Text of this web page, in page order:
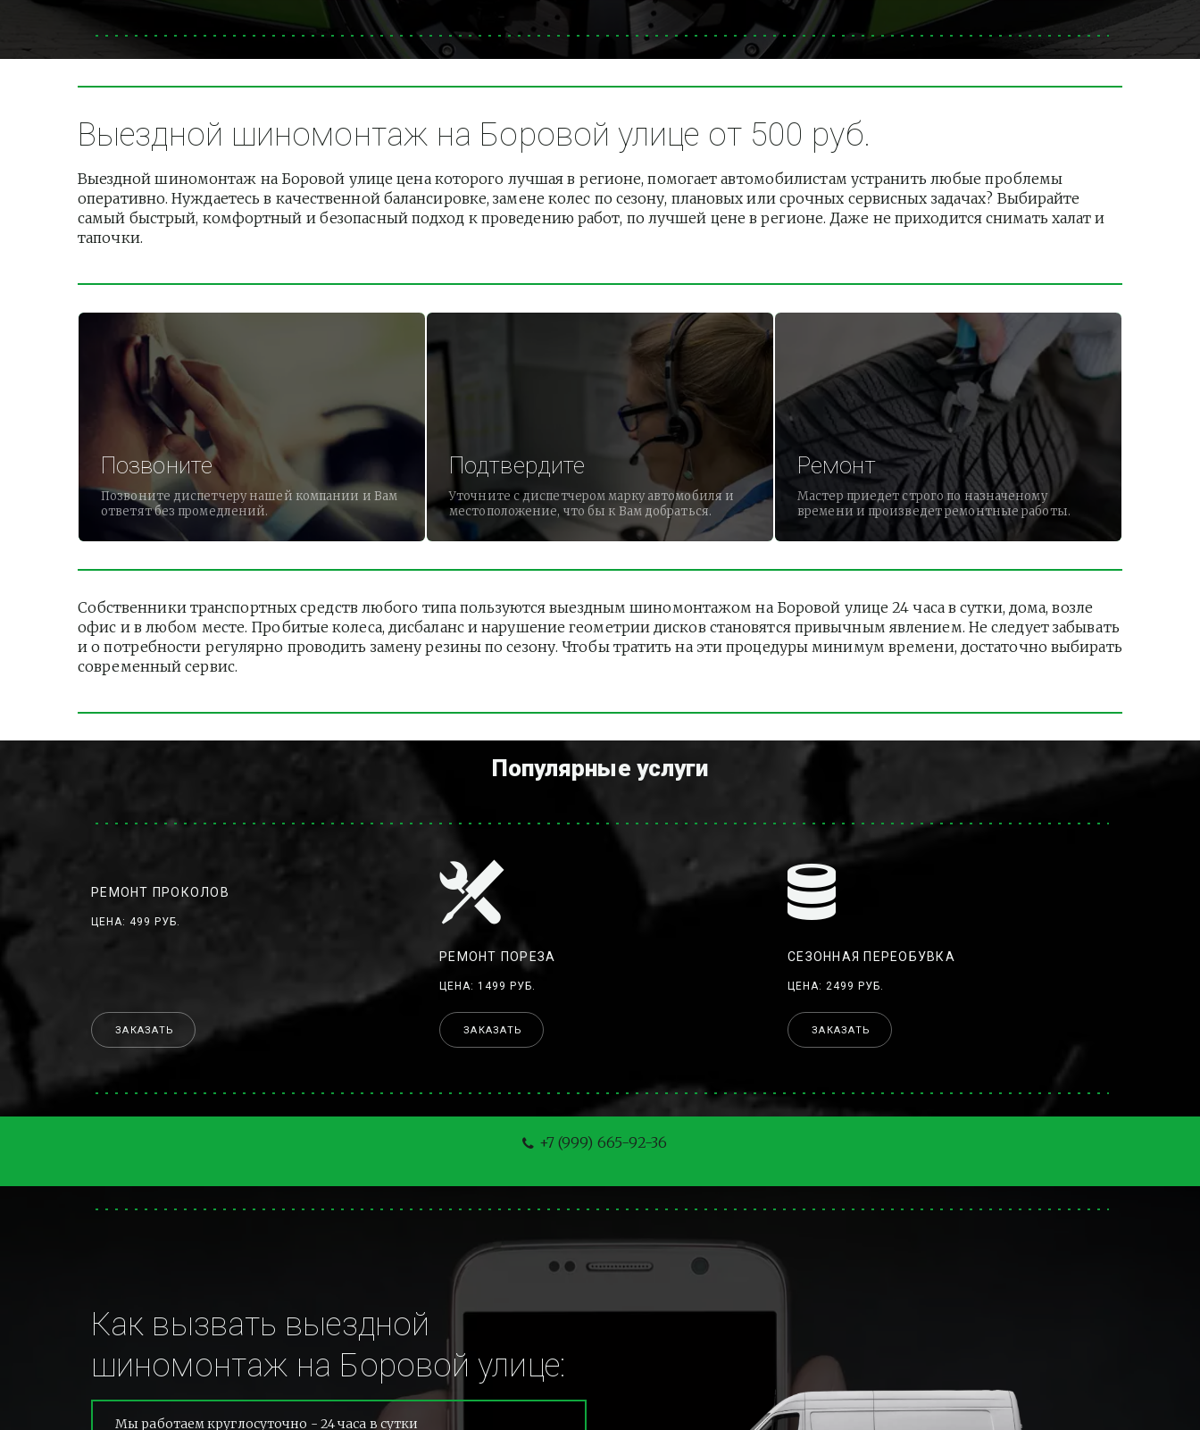
Выездной шиномонтаж на Боровой улице от 500 руб.
Выездной шиномонтаж на Боровой улице цена которого лучшая в регионе, помогает автомобилистам устранить любые проблемы
оперативно. Нуждаетесь в качественной балансировке, замене колес по сезону, плановых или срочных сервисных задачах? Выбирайте
самый быстрый, комфортный и безопасный подход к проведению работ, по лучшей цене в регионе. Даже не приходится снимать халат и
тапочки.
Позвоните
Позвоните диспетчеру нашей компании и Вам
ответят без промедлений.
Подтвердите
Уточните с диспетчером марку автомобиля и
местоположение, что бы к Вам добраться.
Ремонт
Мастер приедет строго по назначеному
времени и произведет ремонтные работы.
Собственники транспортных средств любого типа пользуются выездным шиномонтажом на Боровой улице 24 часа в сутки, дома, возле
офис и в любом месте. Пробитые колеса, дисбаланс и нарушение геометрии дисков становятся привычным явлением. Не следует забывать
и о потребности регулярно проводить замену резины по сезону. Чтобы тратить на эти процедуры минимум времени, достаточно выбирать
современный сервис.
Популярные услуги
РЕМОНТ ПРОКОЛОВ
ЦЕНА: 499 РУБ.
ЗАКАЗАТЬ
РЕМОНТ ПОРЕЗА
ЦЕНА: 1499 РУБ.
ЗАКАЗАТЬ
СЕЗОННАЯ ПЕРЕОБУВКА
ЦЕНА: 2499 РУБ.
ЗАКАЗАТЬ
+7 (999) 665-92-36
Как вызвать выездной
шиномонтаж на Боровой улице:
Мы работаем круглосуточно - 24 часа в сутки